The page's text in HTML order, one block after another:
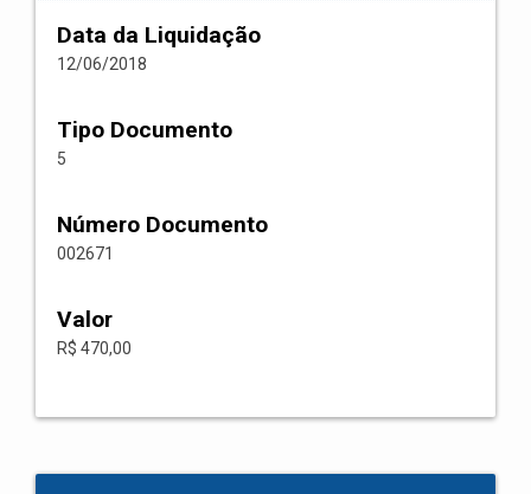
Data da Liquidação
12/06/2018
Tipo Documento
5
Número Documento
002671
Valor
R$ 470,00